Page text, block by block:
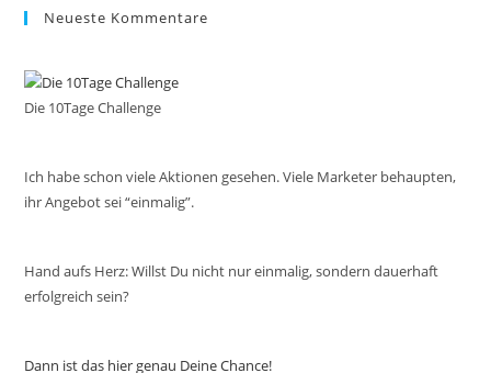
Neueste Kommentare
Die 10Tage Challenge
Ich habe schon viele Aktionen gesehen. Viele Marketer behaupten,
ihr Angebot sei “einmalig”.
Hand aufs Herz: Willst Du nicht nur einmalig, sondern dauerhaft
erfolgreich sein?
Dann ist das hier genau Deine Chance!